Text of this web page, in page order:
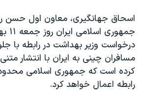
اسرائیل در جنگ
نرگس محمدی برنده جایزه نوبل صلح
همایش محافظه‌کاران آمریکا «سی‌پک»
صفحه‌های ویژه
اسحاق جهانگیری، معاون اول حسن
درخواست وزیر بهداشت در رابطه با
مسافران چینی به ایران با انتشار
کرده است که جمهوری اسلامی
رابطه اعمال خواهد کرد.